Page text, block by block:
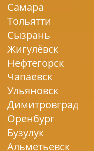
Самара
Тольятти
Сызрань
Жигулёвск
Нефтегорск
Чапаевск
Ульяновск
Димитровград
Оренбург
Бузулук
Альметьевск